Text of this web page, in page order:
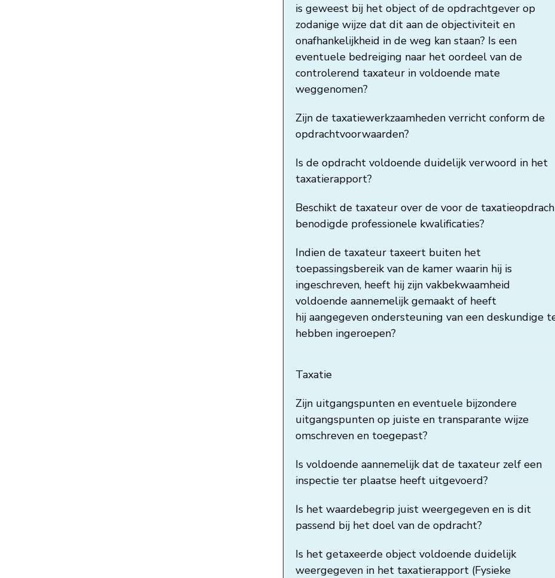
is geweest bij het object of de opdrachtgever op
zodanige wijze dat dit aan de objectiviteit en
onafhankelijkheid in de weg kan staan? Is een
eventuele bedreiging naar het oordeel van de
controlerend taxateur in voldoende mate
weggenomen?
Zijn de taxatiewerkzaamheden verricht conform de
opdrachtvoorwaarden?
Is de opdracht voldoende duidelijk verwoord in het
taxatierapport?
Beschikt de taxateur over de voor de
benodigde professionele kwalificaties?
Indien de taxateur taxeert buiten het
toepassingsbereik van de kamer waarin hij is
ingeschreven, heeft hij zijn vakbekwaamheid
voldoende aannemelijk gemaakt of heeft
hij aangegeven ondersteuning van een deskundige
hebben ingeroepen?
Taxatie
Zijn uitgangspunten en eventuele bijzondere
uitgangspunten op juiste en transparante wijze
omschreven en toegepast?
Is voldoende aannemelijk dat de taxateur zelf een
inspectie ter plaatse heeft uitgevoerd?
Is het waardebegrip juist weergegeven en is dit
passend bij het doel van de opdracht?
Is het getaxeerde object voldoende duidelijk
weergegeven in het taxatierapport (Fysieke